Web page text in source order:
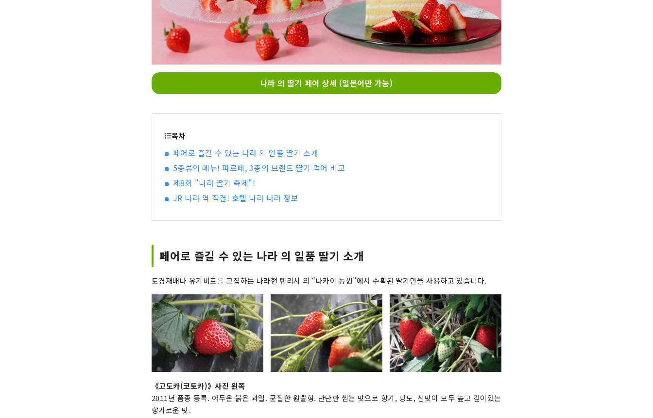
나라 의 딸기 페어 상세 (일본어만 가능)
목차
페어로 즐길 수 있는 나라 의 일품 딸기 소개
5종류의 메뉴! 파르페, 3종의 브랜드 딸기 먹어 비교
제8회 "나라 딸기 축제"!
JR 나라 역 직결! 호텔 나라 나라 정보
페어로 즐길 수 있는 나라 의 일품 딸기 소개
토경재배나 유기비료를 고집하는 나라현 텐리시 의 “나카이 농원”에서 수확된 딸기만을 사용하고 있습니다.
《고도카(코토카)》사진 왼쪽
2011년 품종 등록. 어두운 붉은 과일. 균질한 원뿔형. 단단한 씹는 맛으로 향기, 당도, 신맛이 모두 높고 깊이있는
향기로운 맛.